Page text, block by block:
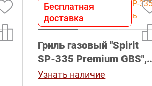
Бесплатная
доставка
Гриль газовый "Spirit
SP-335 Premium GBS",
нерж.сталь
Узнать наличие